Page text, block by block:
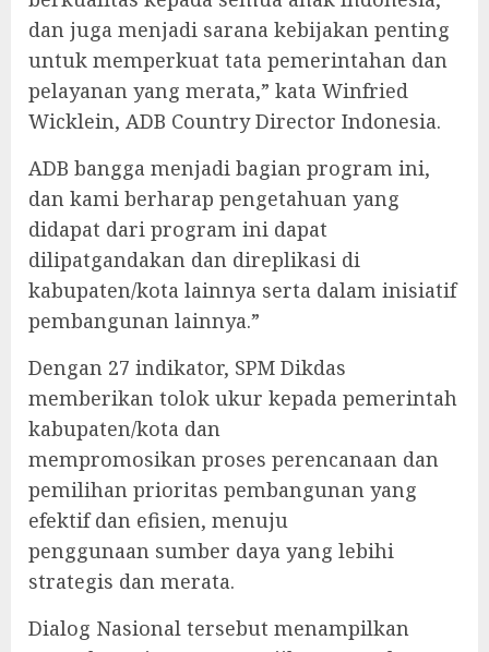
dan juga menjadi sarana kebijakan penting
untuk memperkuat tata pemerintahan dan
pelayanan yang merata,” kata Winfried
Wicklein, ADB Country Director Indonesia.
ADB bangga menjadi bagian program ini,
dan kami berharap pengetahuan yang
didapat dari program ini dapat
dilipatgandakan dan direplikasi di
kabupaten/kota lainnya serta dalam inisiatif
pembangunan lainnya.”
Dengan 27 indikator, SPM Dikdas
memberikan tolok ukur kepada pemerintah
kabupaten/kota dan
mempromosikan proses perencanaan dan
pemilihan prioritas pembangunan yang
efektif dan efisien, menuju
penggunaan sumber daya yang lebihi
strategis dan merata.
Dialog Nasional tersebut menampilkan